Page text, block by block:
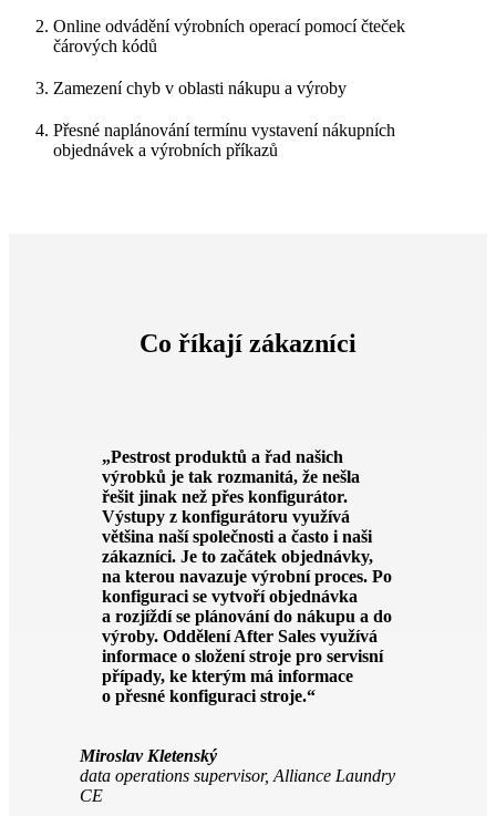
Online odvádění výrobních operací pomocí čteček
čárových kódů
Zamezení chyb v oblasti nákupu a výroby
Přesné naplánování termínu vystavení nákupních
objednávek a výrobních příkazů
Co říkají zákazníci
„Pestrost produktů a řad našich
výrobků je tak rozmanitá, že nešla
řešit jinak než přes konfigurátor.
Výstupy z konfigurátoru využívá
většina naší společnosti a často i naši
zákazníci. Je to začátek objednávky,
na kterou navazuje výrobní proces. Po
konfiguraci se vytvoří objednávka
a rozjíždí se plánování do nákupu a do
výroby. Oddělení After Sales využívá
informace o složení stroje pro servisní
případy, ke kterým má informace
o přesné konfiguraci stroje.“
Miroslav Kletenský
data operations supervisor, Alliance Laundry
CE